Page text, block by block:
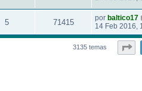
5 71415 por baltico17
14 Feb 2016,
3135 temas